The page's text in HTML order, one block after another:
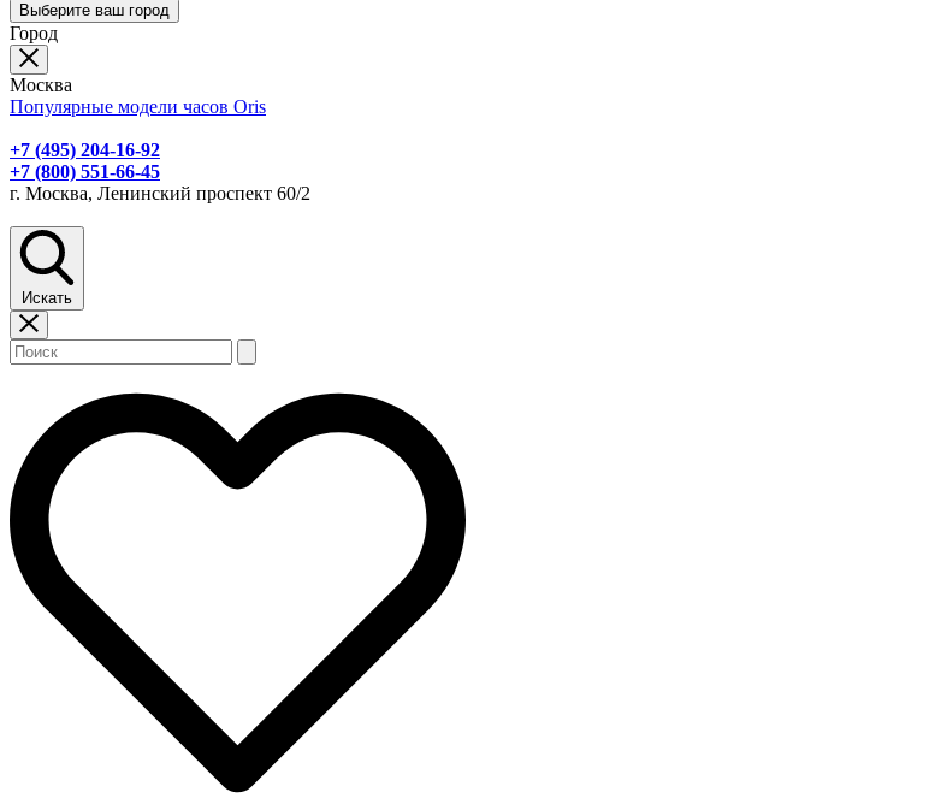
Выберите ваш город
Город
Москва
Популярные модели часов Oris
+7 (495) 204-16-92
+7 (800) 551-66-45
г. Москва, Ленинский проспект 60/2
Искать